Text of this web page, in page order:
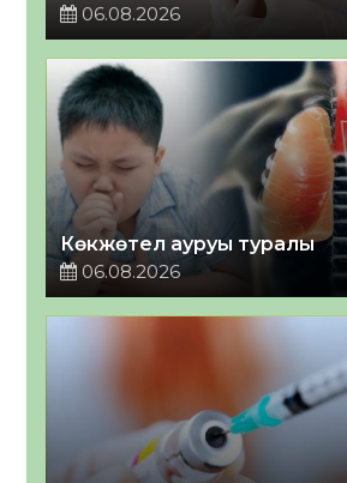
06.08.2026
Көкжөтел ауруы туралы
06.08.2026